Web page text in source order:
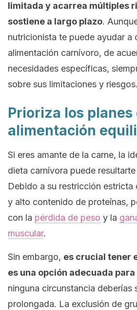
limitada y acarrea múltiples
sostiene a largo plazo.
nutricionista te puede ayudar a
alimentación carnívoro, de
necesidades específicas,
sobre sus limitaciones y riesgos.
Prioriza los planes
alimentación
Si eres amante de la carne, la
dieta carnívora puede
Debido a su restricción
y alto contenido de proteínas,
con la pérdida de peso y la
muscular.
Sin embargo, es crucial tener
es una opción adecuada
ninguna circunstancia deberías
prolongada. La exclusión de